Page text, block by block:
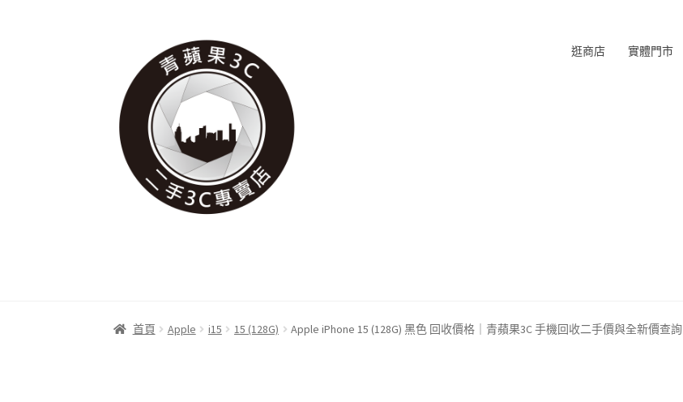
覽
列
要
內
容
逛商店 實體門市
首頁 Apple i15 15 (128G) Apple iPhone 15 (128G) 黑色 回收價格｜青蘋果3C 手機回收二手價與全新價查詢